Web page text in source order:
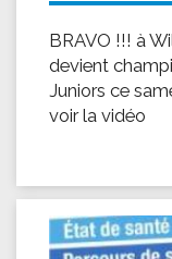
BRAVO !!! à
devient
Juniors ce
voir la vidéo